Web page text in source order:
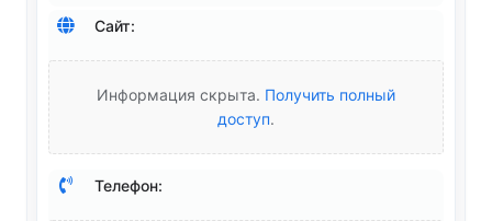
Сайт:
Информация скрыта. Получить полный
доступ.
Телефон: